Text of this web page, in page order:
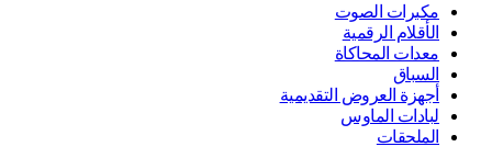
مكبرات الصوت
الأقلام الرقمية
معدات المحاكاة
السباق
أجهزة العروض التقديمية
لبادات الماوس
الملحقات